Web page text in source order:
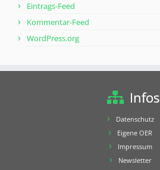
Eintrags-Feed
Kommentar-Feed
WordPress.org
Infos
Datenschutz
Eigene OER
Impressum
Newsletter